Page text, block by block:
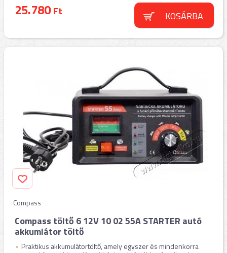
25.780Ft KOSÁRBA
Compass
Compass töltő 6 12V 10 02 55A STARTER autó
akkumlátor töltő
Praktikus akkumulátortöltő, amely egyszer és mindenkorra